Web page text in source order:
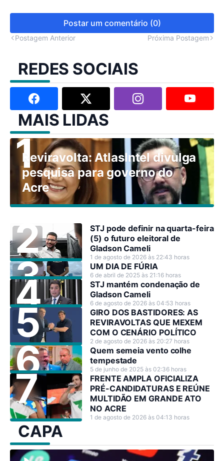
Postar um comentário (0)
Postagem Anterior Próxima Postagem
REDES SOCIAIS
MAIS LIDAS
Reviravolta: AtlasIntel divulga
pesquisa para governo do
Acre
STJ pode definir na quarta-feira
(5) o futuro eleitoral de
Gladson Cameli
1 de agosto de 2026 às 22:43 horas
UM DIA DE FÚRIA
6 de abril de 2025 às 21:16 horas
STJ mantém condenação de
Gladson Cameli
6 de agosto de 2026 às 04:53 horas
GIRO DOS BASTIDORES: AS
REVIRAVOLTAS QUE MEXEM
COM O CENÁRIO POLÍTICO
2 de agosto de 2026 às 20:27 horas
Quem semeia vento colhe
tempestade
5 de junho de 2025 às 02:36 horas
FRENTE AMPLA OFICIALIZA
PRÉ-CANDIDATURAS E REÚNE
MULTIDÃO EM GRANDE ATO
NO ACRE
1 de agosto de 2026 às 04:13 horas
CAPA